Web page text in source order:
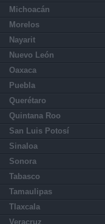
Michoacán
Morelos
Nayarit
Nuevo León
Oaxaca
Puebla
Querétaro
Quintana Roo
San Luis Potosí
Sinaloa
Sonora
Tabasco
Tamaulipas
Tlaxcala
Veracruz